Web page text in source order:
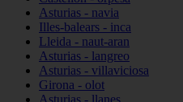
Asturias - navia
Illes-balears - inca
Lleida - naut-aran
Asturias - langreo
Asturias - villaviciosa
Girona - olot
Asturias - llanes